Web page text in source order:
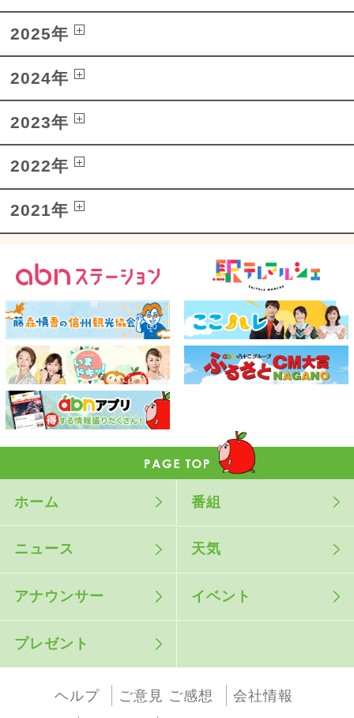
2025年
2024年
2023年
2022年
2021年
ホーム 番組
ニュース 天気
アナウンサー イベント
プレゼント
ヘルプ ご意見 ご感想
会社情報